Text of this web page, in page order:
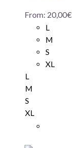
From: 20,00€
L
M
S
XL
L
M
S
XL